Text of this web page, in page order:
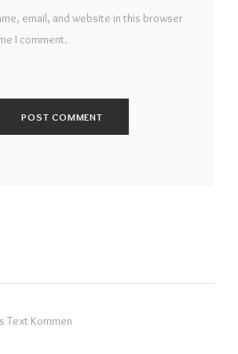
email, and website in this browser
I comment.
Text Kommen